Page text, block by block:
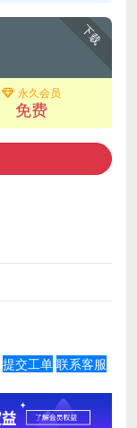
下载
永久会员
免费
提交工单 联系客服